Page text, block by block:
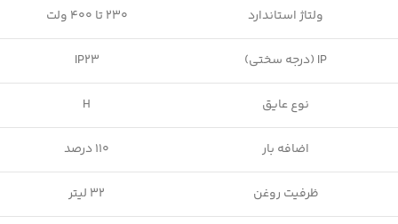
ولتاژ استاندارد 230 تا 400 ولت
IP (درجه سختی) IP23
نوع عایق H
اضافه بار 110 درصد
ظرفیت روغن 32 لیتر